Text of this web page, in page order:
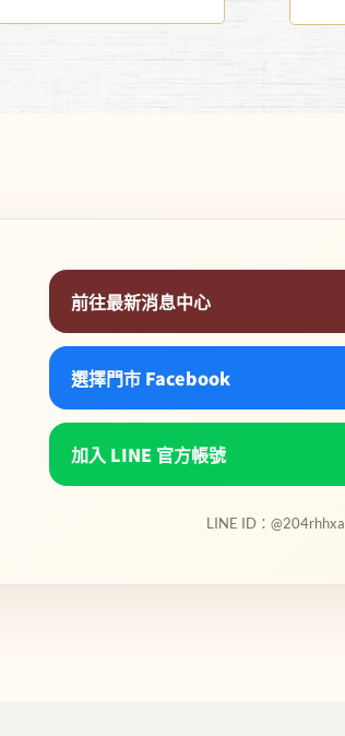
前往最新消息中心
選擇門市 Facebook
加入 LINE 官方帳號
LINE ID：@204rhhxa